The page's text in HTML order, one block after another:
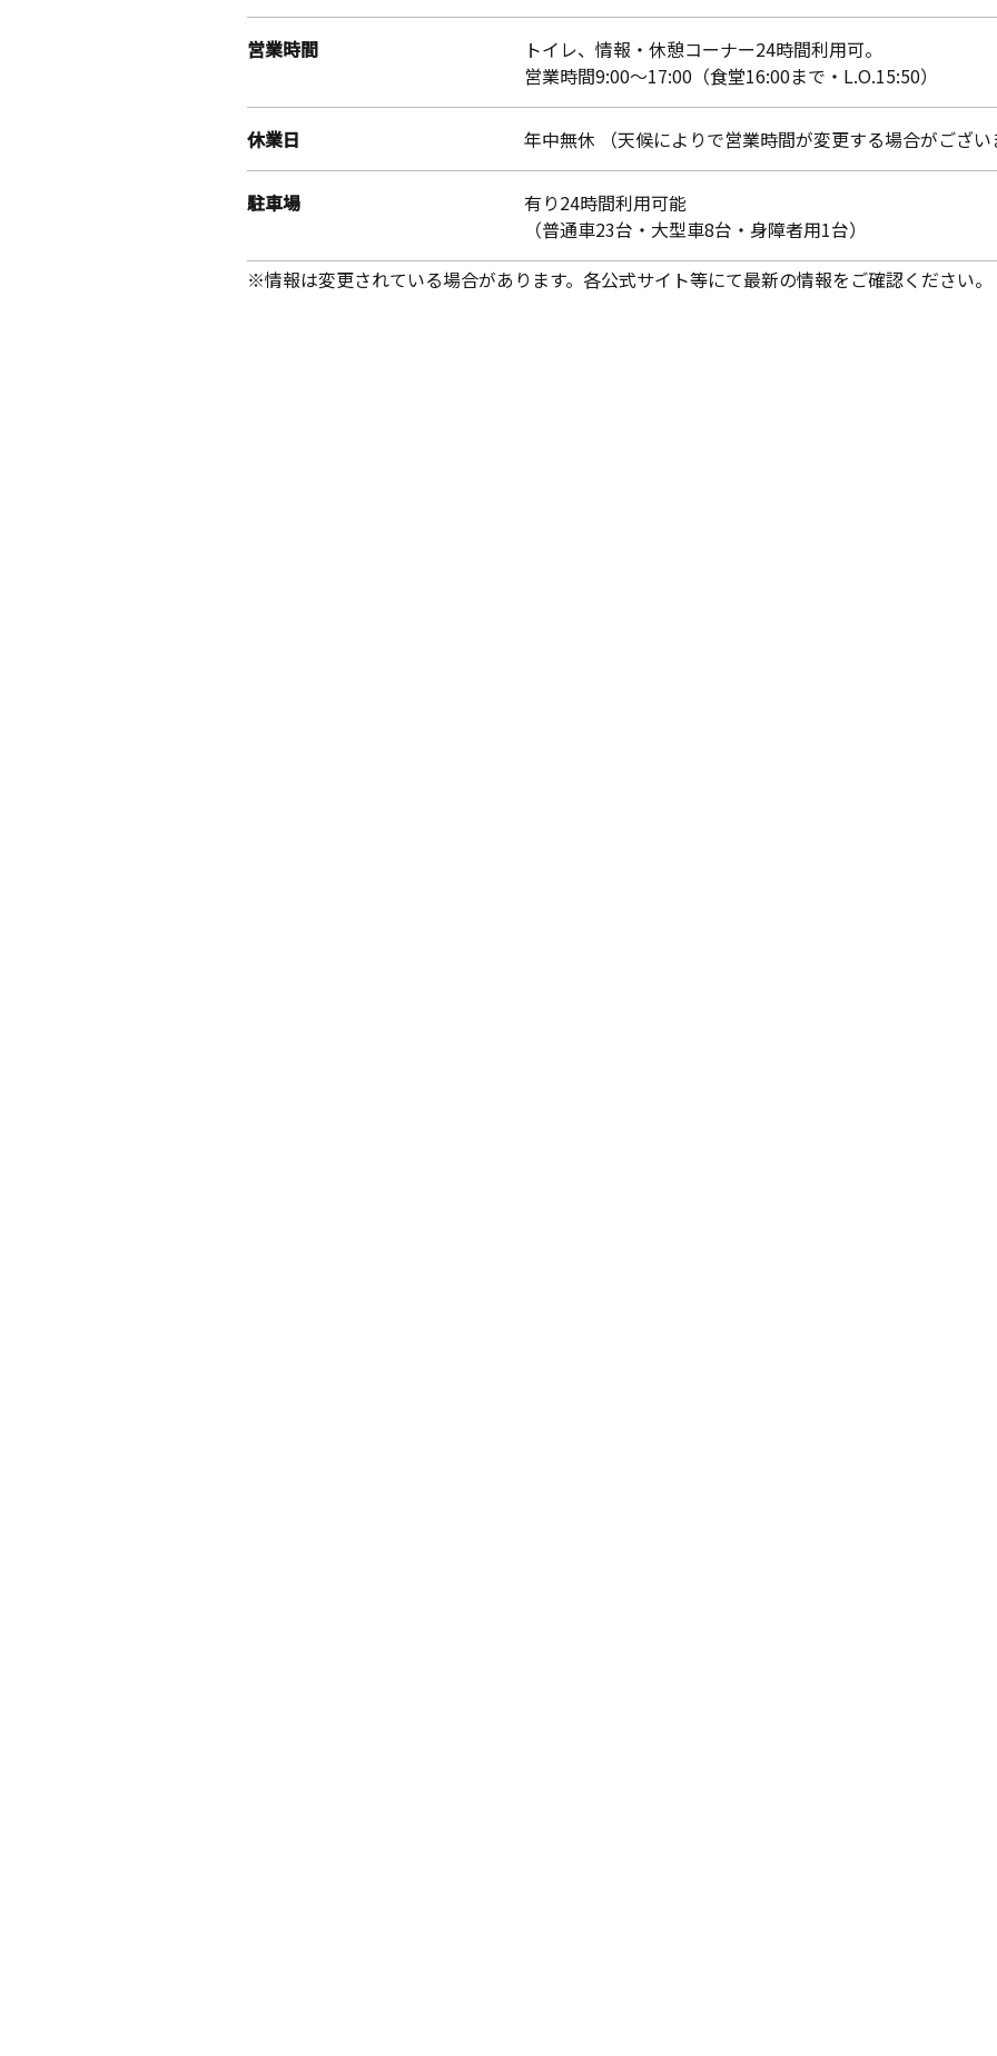
営業時間
トイレ、情報・休憩コーナー24時間利用可。
営業時間9:00～17:00（食堂16:00まで・L.O.15:50）
休業日 年中無休 （天候によりで営業時間が変更する場合がござ
駐車場
有り24時間利用可能
（普通車23台・大型車8台・身障者用1台）
※情報は変更されている場合があります。各公式サイト等にて最新の情報をご確認ください。